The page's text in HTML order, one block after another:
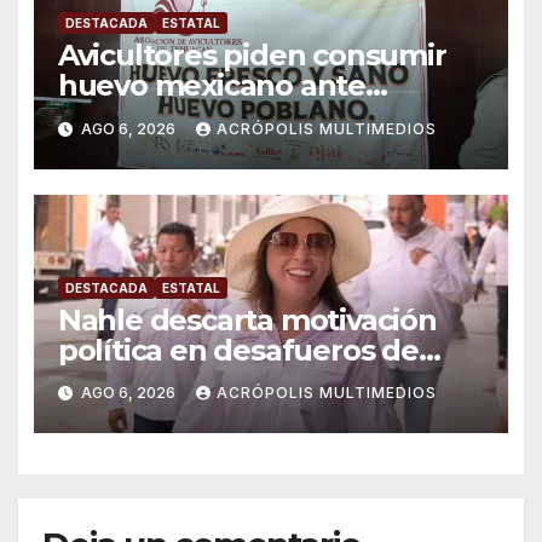
DESTACADA ESTATAL
Avicultores piden consumir
huevo mexicano ante
importaciones
AGO 6, 2026 ACRÓPOLIS MULTIMEDIOS
DESTACADA ESTATAL
Nahle descarta motivación
política en desafueros de
alcaldes
AGO 6, 2026 ACRÓPOLIS MULTIMEDIOS